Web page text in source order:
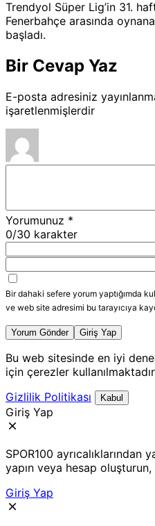
Trendyol Süper Lig’in 31.
Fenerbahçe arasında
başladı.
Bir Cevap Yaz
E-posta adresiniz
işaretlenmişlerdir
Yorumunuz *
0/30 karakter
Bir dahaki sefere yorum yaptığımda
ve web site adresimi bu tarayıcıya
Yorum Gönder Giriş Yap
Bu web sitesinde en iyi
için çerezler
Gizlilik Politikası
Kabul
Giriş Yap
SPOR100
yapın veya hesap
Giriş Yap